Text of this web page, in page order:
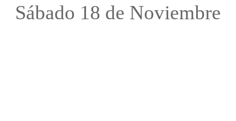
Sábado 18 de Noviembre